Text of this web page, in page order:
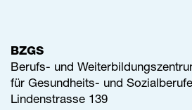
BZGS
Berufs- und
für Gesundheits- und
Lindenstrasse 139